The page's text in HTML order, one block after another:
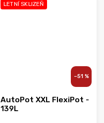
LETNÍ SKLIZEŇ
–51 %
AutoPot XXL FlexiPot -
139L